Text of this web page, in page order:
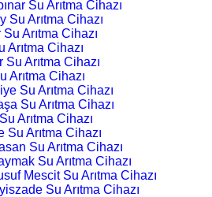
Su Arıtma Cihazı
Su Arıtma Cihazı
Arıtma Cihazı
Arıtma Cihazı
Su Arıtma Cihazı
Arıtma Cihazı
Su Arıtma Cihazı
Su Arıtma Cihazı
Arıtma Cihazı
Su Arıtma Cihazı
Su Arıtma Cihazı
Su Arıtma Cihazı
Mescit Su Arıtma Cihazı
Su Arıtma Cihazı